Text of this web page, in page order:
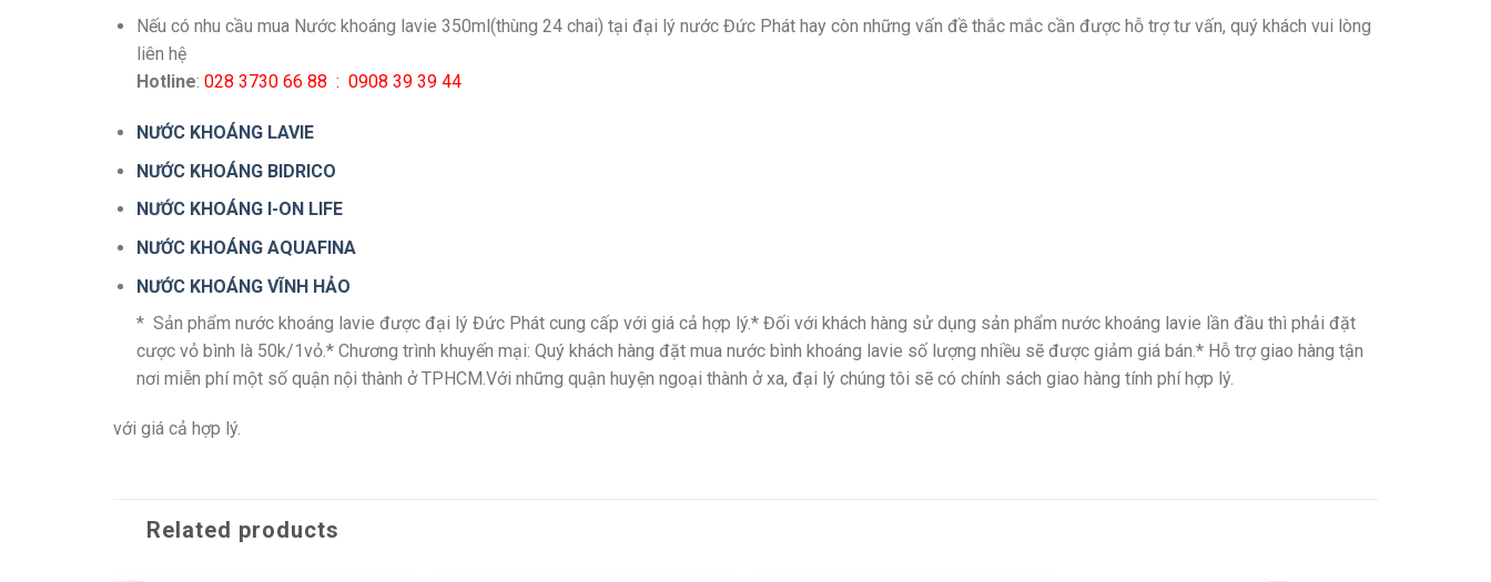
Nếu có nhu cầu mua Nước khoáng lavie 350ml(thùng 24 chai) tại đại lý nước Đức Phát hay còn những vấn đề thắc mắc cần được hỗ trợ tư vấn, quý khách vui lòng
liên hệ
Hotline: 028 3730 66 88 : 0908 39 39 44
NƯỚC KHOÁNG LAVIE
NƯỚC KHOÁNG BIDRICO
NƯỚC KHOÁNG I-ON LIFE
NƯỚC KHOÁNG AQUAFINA
NƯỚC KHOÁNG VĨNH HẢO
* Sản phẩm nước khoáng lavie được đại lý Đức Phát cung cấp với giá cả hợp lý.* Đối với khách hàng sử dụng sản phẩm nước khoáng lavie lần đầu thì phải đặt
cược vỏ bình là 50k/1vỏ.* Chương trình khuyến mại: Quý khách hàng đặt mua nước bình khoáng lavie số lượng nhiều sẽ được giảm giá bán.* Hỗ trợ giao hàng tận
nơi miễn phí một số quận nội thành ở TPHCM.Với những quận huyện ngoại thành ở xa, đại lý chúng tôi sẽ có chính sách giao hàng tính phí hợp lý.
với giá cả hợp lý.
Related products